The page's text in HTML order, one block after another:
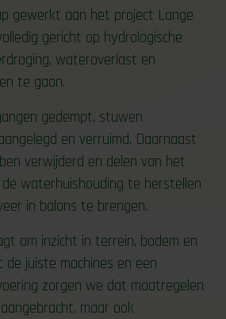
gewerkt aan het project Lange
gericht op hydrologische
wateroverlast en
te gaan.
gedempt, stuwen
en verruimd. Daarnaast
verwijderd en delen van het
waterhuishouding te herstellen
in balans te brengen.
om inzicht in terrein, bodem en
juiste machines en een
zorgen we dat maatregelen
maar ook